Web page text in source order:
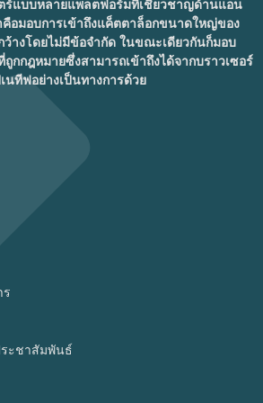
ร์แบบหลายแพลตฟอร์มที่เชี่ยวชาญด้านแอน
คือมอบการเข้าถึงแค็ตตาล็อกขนาดใหญ่ของ
ว้างโดยไม่มีข้อจำกัด ในขณะเดียวกันก็มอบ
กกฎหมายซึ่งสามารถเข้าถึงได้จากบราวเซอร์
นทีฟอย่างเป็นทางการด้วย
ะชาสัมพันธ์